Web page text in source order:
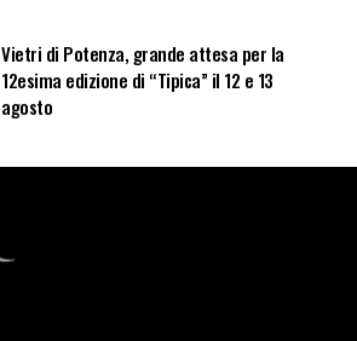
Vietri di Potenza, grande attesa per la
12esima edizione di “Tipica” il 12 e 13
agosto